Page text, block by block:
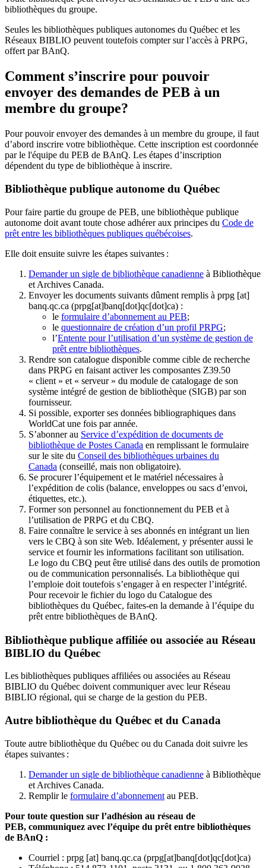
bibliothèques du groupe.
Seules les bibliothèques publiques autonomes du Québec et les
Réseaux BIBLIO peuvent toutefois compter sur l’accès à PRPG,
offert par BAnQ.
Comment s’inscrire pour pouvoir
envoyer des demandes de PEB à un
membre du groupe?
Pour pouvoir envoyer des demandes à un membre du groupe, il faut
d’abord inscrire votre bibliothèque. Cette inscription est coordonnée
par le l'équipe du PEB de BAnQ. Les étapes d’inscription
dépendent du type de bibliothèque à inscrire.
Bibliothèque publique autonome du Québec
Pour faire partie du groupe de PEB, une bibliothèque publique
autonome doit avant toute chose adhérer aux principes du Code de
prêt entre les bibliothèques publiques québécoises.
Elle doit ensuite suivre les étapes suivantes :
Demander un sigle de bibliothèque canadienne à Bibliothèque
et Archives Canada.
Envoyer les documents suivants dûment remplis à prpg [at]
banq.qc.ca (prpg[at]banq[dot]qc[dot]ca) :
le formulaire d’abonnement au PEB;
le questionnaire de création d’un profil PRPG;
l’Entente pour l’utilisation d’un système de gestion de
prêt entre bibliothèques.
Rendre son catalogue disponible comme cible de recherche
dans PRPG en faisant activer les composantes Z39.50
« client » et « serveur » du module de catalogage de son
système intégré de gestion de bibliothèque (SIGB) par son
fournisseur.
Si possible, exporter ses données bibliographiques dans
WorldCat une fois par année.
S’abonner au Service d’expédition de documents de
bibliothèque de Postes Canada en remplissant le formulaire
sur le site du Conseil des bibliothèques urbaines du
Canada (conseillé, mais non obligatoire).
Se procurer l’équipement et le matériel nécessaires à
l’expédition de colis (balance, enveloppes ou sacs d’envoi,
étiquettes, etc.).
Former son personnel au fonctionnement du PEB et à
l’utilisation de PRPG et du CBQ.
Faire connaître le service à ses abonnés en intégrant un lien
vers le CBQ à son site Web. Idéalement, y présenter aussi le
service et fournir les informations facilitant son utilisation.
Le logo du CBQ peut être utilisé dans des outils de promotion
ou de communication personnalisés. La bibliothèque qui
l’emploie doit toutefois s’engager à en respecter l’intégrité.
Pour recevoir le fichier du logo du Catalogue des
bibliothèques du Québec, faites-en la demande à l’équipe du
prêt entre bibliothèques de BAnQ.
Bibliothèque publique affiliée ou associée au Réseau
BIBLIO du Québec
Les bibliothèques publiques affiliées ou associées au Réseau
BIBLIO du Québec doivent communiquer avec leur Réseau
BIBLIO régional, qui se charge de la gestion du PEB.
Autre bibliothèque du Québec et du Canada
Toute autre bibliothèque du Québec ou du Canada doit suivre les
étapes suivantes :
Demander un sigle de bibliothèque canadienne à Bibliothèque
et Archives Canada.
Remplir le formulaire d’abonnement au PEB.
Pour toute question sur l’adhésion au réseau de
PEB, communiquez avec l’équipe du prêt entre bibliothèques
de BAnQ :
Courriel : prpg [at] banq.qc.ca (prpg[at]banq[dot]qc[dot]ca)